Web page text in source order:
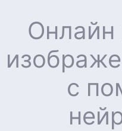
Онлайн
с